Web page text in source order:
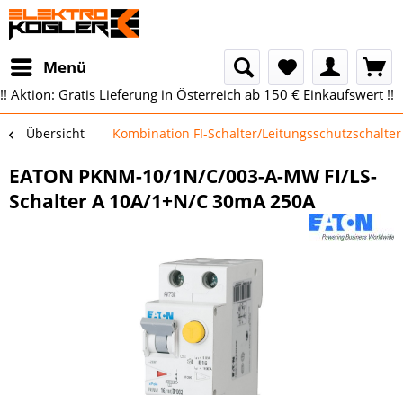
Menü
!! Aktion: Gratis Lieferung in Österreich ab 150 € Einkaufswert !!
Übersicht Kombination FI-Schalter/Leitungsschutzschalter
EATON PKNM-10/1N/C/003-A-MW FI/LS-
Schalter A 10A/1+N/C 30mA 250A